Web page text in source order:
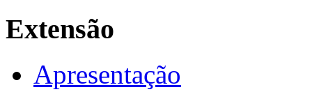
Extensão
Apresentação